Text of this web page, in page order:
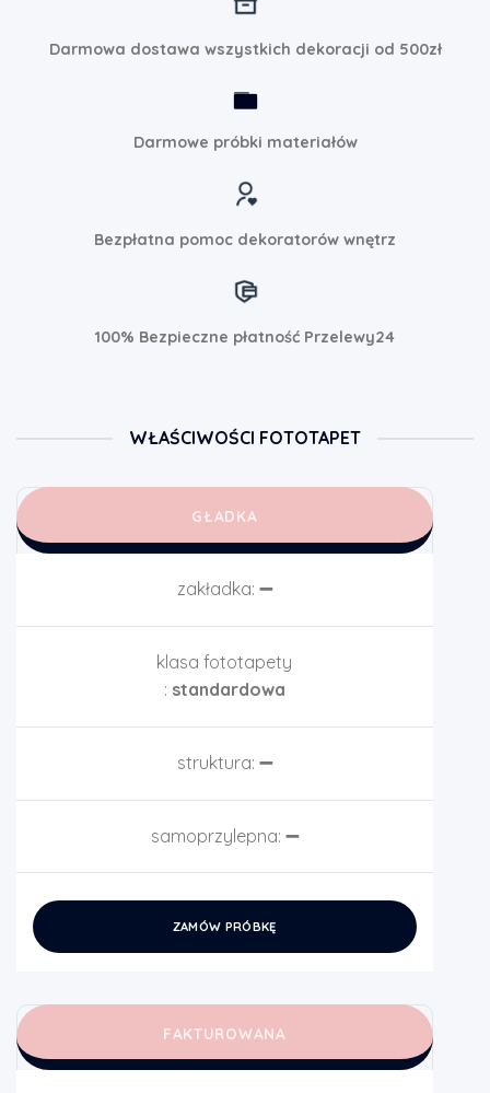
Darmowa dostawa wszystkich dekoracji od 500zł
Darmowe próbki materiałów
Bezpłatna pomoc dekoratorów wnętrz
100% Bezpieczne płatność Przelewy24
WŁAŚCIWOŚCI FOTOTAPET
GŁADKA
zakładka: ➖
klasa fototapety
: standardowa
struktura: ➖
samoprzylepna: ➖
ZAMÓW PRÓBKĘ
FAKTUROWANA